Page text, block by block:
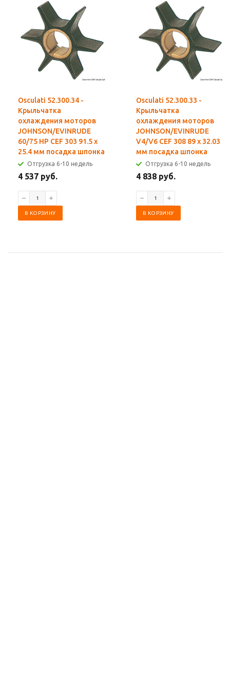
Osculati 52.300.34 -
Крыльчатка
охлаждения моторов
JOHNSON/EVINRUDE
60/75 HP CEF 303 91.5 x
25.4 мм посадка шпонка
Отгрузка 6-10 недель
4 537 руб.
В КОРЗИНУ
Osculati 52.300.33 -
Крыльчатка
охлаждения моторов
JOHNSON/EVINRUDE
V4/V6 CEF 308 89 x 32.03
мм посадка шпонка
Отгрузка 6-10 недель
4 838 руб.
В КОРЗИНУ